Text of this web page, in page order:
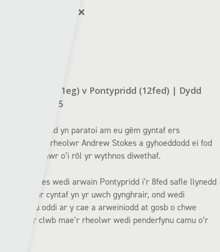
✅➖❌❌❌
Bae Colwyn (11eg) v Pontypridd (12fed) | Dydd
Sadwrn – 17:15
Mae Pontypridd yn paratoi am eu gêm gyntaf ers
ymadawiad y rheolwr Andrew Stokes a gyhoeddodd ei fod
wedi camu lawr o’i rôl yr wythnos diwethaf.
Roedd Stokes wedi arwain Pontypridd i’r 8fed safle llynedd
yn eu tymor cyntaf yn yr uwch gynghrair, ond wedi
problemau oddi ar y cae a arweiniodd at gosb o chwe
phwynt i’r clwb mae’r rheolwr wedi penderfynu camu o’r